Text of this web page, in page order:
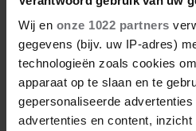
Wij en onze 1022 partners
gegevens (bijv. uw IP-adres)
technologieën zoals cookies
apparaat op te slaan en te
gepersonaliseerde
advertenties en content, inzicht
Meer Mijn Geheim? Neem nu
bekijk deFacebook-pagina.
MIJN GEHEIM